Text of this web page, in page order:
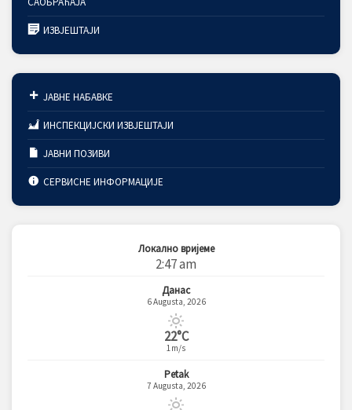
ИЗВЈЕШТАЈИ
ЈАВНЕ НАБАВКЕ
ИНСПЕКЦИЈСКИ ИЗВЈЕШТАЈИ
ЈАВНИ ПОЗИВИ
СЕРВИСНЕ ИНФОРМАЦИЈЕ
Локално вријеме
2:47 am
Данас
6 Augusta, 2026
22°C
1m/s
Petak
7 Augusta, 2026